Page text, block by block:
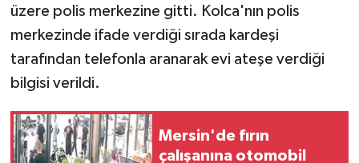
üzere polis merkezine gitti. Kolca'nın polis
merkezinde ifade verdiği sırada kardeşi
tarafından telefonla aranarak evi ateşe verdiği
bilgisi verildi.
Mersin'de fırın
çalışanına otomobil